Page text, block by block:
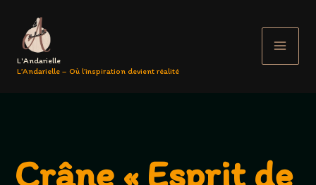
contenu
L'Andarielle
L’Andarielle – Où l’inspiration devient réalité
Crâne « Esprit de